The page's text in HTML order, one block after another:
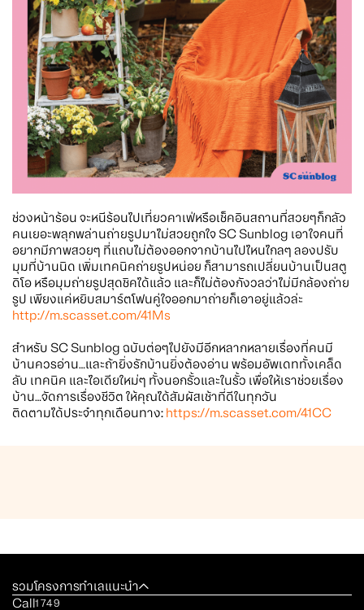
ช่วงหน้าร้อน จะหนีร้อนไปเที่ยวคาเฟ่หรือเช็คอินสถานที่สวยๆก็กลัว
คนเยอะพลุกพล่านถ่ายรูปมาไม่สวยถูกใจ SC Sunblog เอาใจคนที่
อยากมีภาพสวยๆ ที่แถบไม่ต้องออกจากบ้านไปไหนไกลๆ ลองปรับ
มุมที่บ้านนิด เพิ่มเทคนิคถ่ายรูปหน่อย ก็สามารถเปลี่ยนบ้านเป็นสตู
ดิโอ หรือมุมถ่ายรูปสุดชิคได้แล้ว และก็ไม่ต้องกังวลว่าไม่มีกล้องถ่าย
รูป เพียงแค่หยิบสมาร์ตโฟนคู่ใจออกมาถ่ายก็เอาอยู่แล้วล่ะ
http://m.scasset.com/41Ms
สำหรับ SC Sunblog ฉบับต่อๆไปยังมีอีกหลากหลายเรื่องที่คนมี
บ้านควรอ่าน…และถ้ายิ่งรักบ้านยิ่งต้องอ่าน พร้อมอัพเดททั้งเคล็ด
ลับ เทคนิค และไอเดียใหม่ๆ ทั้งนอกรั้วและในรั้ว เพื่อให้เราช่วยเรื่อง
บ้าน…จัดการเรื่องชีวิต ให้คุณได้สัมผัสเช้าที่ดีในทุกวัน
ติดตามได้ประจำทุกเดือนทาง: https://m.scasset.com/41CC
รวมโครงการทำเลแนะนำ
Call1749